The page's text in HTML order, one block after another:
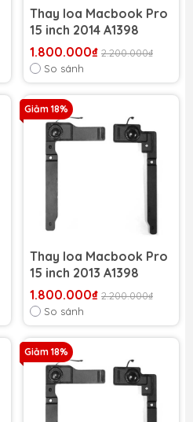
Thay loa Macbook Pro
15 inch 2014 A1398
1.800.000₫ 2.200.000₫
So sánh
Giảm 18%
Thay loa Macbook Pro
15 inch 2013 A1398
1.800.000₫ 2.200.000₫
So sánh
Giảm 18%